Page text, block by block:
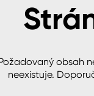
obsah
neexistuje.